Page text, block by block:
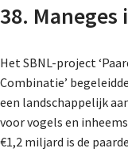
38.
Het SBNL-project
Combinatie’
een landschappelijk
voor vogels en
€1,2 miljard is de